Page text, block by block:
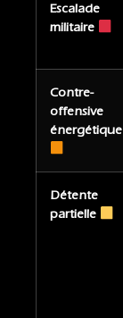
Escalade
militaire
Contre-
offensive
énergétique
Détente
partielle